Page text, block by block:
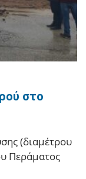
στο
(διαμέτρου
Περάματος